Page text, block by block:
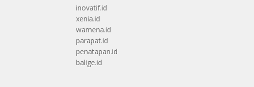
inovatif.id
xenia.id
wamena.id
parapat.id
penatapan.id
balige.id